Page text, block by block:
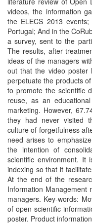
videos, the information
the ELECS 2013
Portugal; And in the
a survey, sent to the
The results, after
ideas of the managers
out that the video poster
perpetuate the products
to promote the scientific
reuse, as an
marketing. However,
they had never visited
culture of forgetfulness
need arises to
the intention of
scientific environment. It
indexing so that it
At the end of the
Information
managers. Key-words:
of open scientific
poster. Product